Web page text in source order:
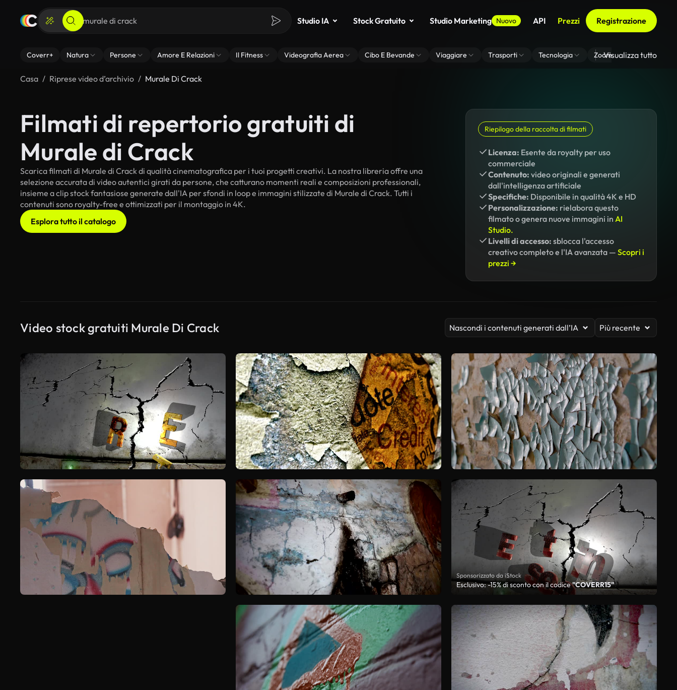
Studio IA Stock Gratuito Studio Marketing Nuovo API Prezzi Registrazione
Coverr+ Natura Persone Amore E Relazioni Il Fitness Videografia Aerea Cibo E Bevande Viaggiare Trasporti Tecnologia Zoom Di Sfondo Virtuale
Visualizza tutto
Casa Riprese video d’archivio Murale Di Crack
Filmati di repertorio gratuiti di
Murale di Crack
Scarica filmati di Murale di Crack di qualità cinematografica per i tuoi progetti creativi. La nostra libreria offre una
selezione accurata di video autentici girati da persone, che catturano momenti reali e composizioni professionali,
insieme a clip stock fantasiose generate dall'IA per sfondi in loop e immagini stilizzate di Murale di Crack. Tutti i
contenuti sono royalty-free e ottimizzati per il montaggio in 4K.
Esplora tutto il catalogo
Riepilogo della raccolta di filmati
Licenza: Esente da royalty per uso
commerciale
Contenuto: video originali e generati
dall'intelligenza artificiale
Specifiche: Disponibile in qualità 4K e HD
Personalizzazione: rielabora questo
filmato o genera nuove immagini in AI
Studio.
Livelli di accesso: sblocca l'accesso
creativo completo e l'IA avanzata — Scopri i
prezzi →
Video stock gratuiti Murale Di Crack Nascondi i contenuti generati dall’IA Più recente
Sponsorizzato da iStock
Esclusivo: -15% di sconto con il codice"COVERR15"